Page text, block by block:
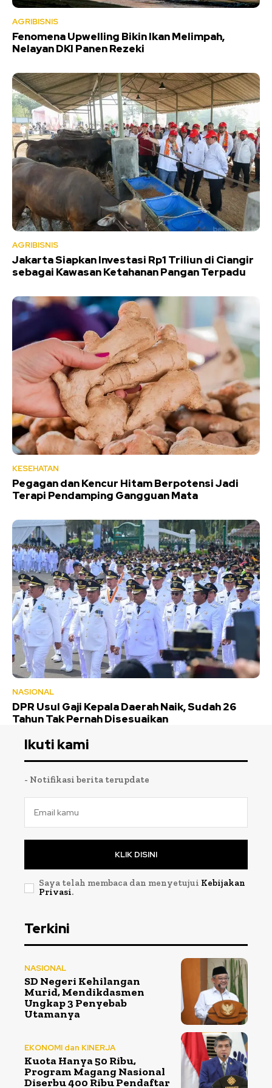
AGRIBISNIS
Fenomena Upwelling Bikin Ikan Melimpah,
Nelayan DKI Panen Rezeki
AGRIBISNIS
Jakarta Siapkan Investasi Rp1 Triliun di Ciangir
sebagai Kawasan Ketahanan Pangan Terpadu
KESEHATAN
Pegagan dan Kencur Hitam Berpotensi Jadi
Terapi Pendamping Gangguan Mata
NASIONAL
DPR Usul Gaji Kepala Daerah Naik, Sudah 26
Tahun Tak Pernah Disesuaikan
Ikuti kami
- Notifikasi berita terupdate
KLIK DISINI
Saya telah membaca dan menyetujui Kebijakan
Privasi.
Terkini
NASIONAL
SD Negeri Kehilangan
Murid, Mendikdasmen
Ungkap 3 Penyebab
Utamanya
EKONOMI dan KINERJA
Kuota Hanya 50 Ribu,
Program Magang Nasional
Diserbu 400 Ribu Pendaftar